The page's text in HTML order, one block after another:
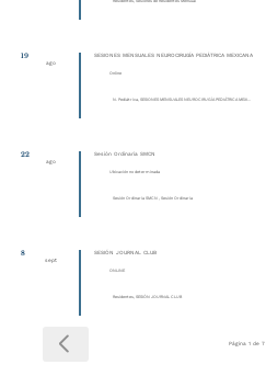
19
ago
SESIONES MENSUALES NEUROCIRUGÍA PEDIÁTRICA MEXICANA
Online
N. Pediátrica, SESIONES MENSUALES NEUROCIRUGÍA PEDIÁTRICA MEXI...
22
ago
Sesión Ordinaria SMCN
Ubicación no determinada
Sesión Ordinaria SMCN , Sesión Ordinaria
8
sept
SESIÓN JOURNAL CLUB
ONLINE
Residentes, SESIÓN JOURNAL CLUB
Página 1 de 7